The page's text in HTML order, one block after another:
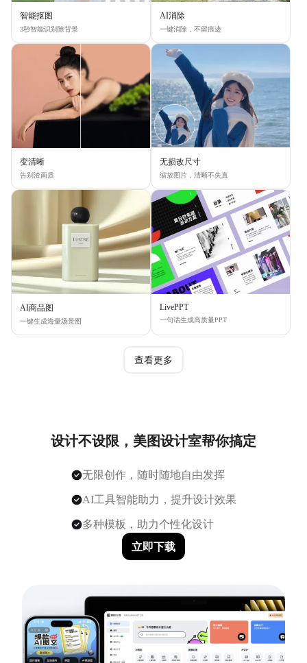
智能抠图
3秒智能识别除背景
AI消除
一键消除，不留痕迹
变清晰
告别渣画质
无损改尺寸
缩放图片，清晰不失真
AI商品图
一键生成海量场景图
LivePPT
一句话生成高质量PPT
查看更多
设计不设限，美图设计室帮你搞定
无限创作，随时随地自由发挥
AI工具智能助力，提升设计效果
多种模板，助力个性化设计
立即下载